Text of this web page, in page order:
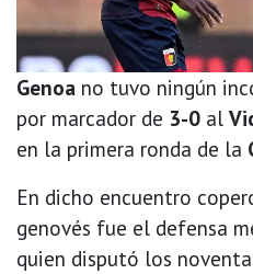
Genoa no tuvo ningún
por marcador de 3-0 al
en la primera ronda de la
En dicho encuentro
genovés fue el defensa
quien disputó los